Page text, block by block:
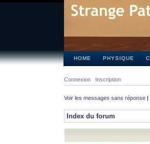
HOME PHYSIQUE
Connexion Inscription
Voir les messages sans réponse |
Index du forum